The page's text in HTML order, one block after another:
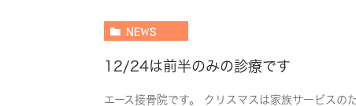
NEWS
12/24は前半のみの診療です
エース接骨院です。 クリスマスは家族サービス